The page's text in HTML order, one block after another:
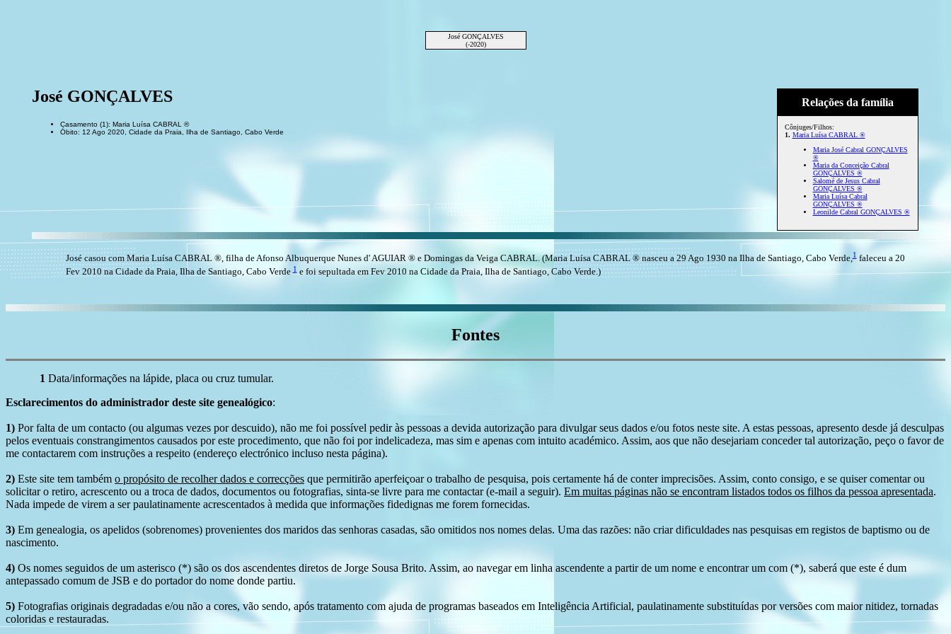
José GONÇALVES
(-2020)
Relações da família
Cônjuges/Filhos:
1. Maria Luísa CABRAL ®
Maria José Cabral GONÇALVES
®
Maria da Conceição Cabral
GONÇALVES ®
Salomé de Jesus Cabral
GONÇALVES ®
Maria Luísa Cabral
GONÇALVES ®
Leonilde Cabral GONÇALVES ®
José GONÇALVES
Casamento (1): Maria Luísa CABRAL ®
Óbito: 12 Ago 2020, Cidade da Praia, Ilha de Santiago, Cabo Verde
José casou com Maria Luísa CABRAL ®, filha de Afonso Albuquerque Nunes d' AGUIAR ® e Domingas da Veiga CABRAL. (Maria Luísa CABRAL ® nasceu a 29 Ago 1930 na Ilha de Santiago, Cabo Verde,1faleceu a 20
Fev 2010 na Cidade da Praia, Ilha de Santiago, Cabo Verde1e foi sepultada em Fev 2010 na Cidade da Praia, Ilha de Santiago, Cabo Verde.)
Fontes
1 Data/informações na lápide, placa ou cruz tumular.
Esclarecimentos do administrador deste site genealógico:
1) Por falta de um contacto (ou algumas vezes por descuido), não me foi possível pedir às pessoas a devida autorização para divulgar seus dados e/ou fotos neste site. A estas pessoas, apresento desde já desculpas
pelos eventuais constrangimentos causados por este procedimento, que não foi por indelicadeza, mas sim e apenas com intuito académico. Assim, aos que não desejariam conceder tal autorização, peço o favor de
me contactarem com instruções a respeito (endereço electrónico incluso nesta página).
2) Este site tem também o propósito de recolher dados e correcções que permitirão aperfeiçoar o trabalho de pesquisa, pois certamente há de conter imprecisões. Assim, conto consigo, e se quiser comentar ou
solicitar o retiro, acrescento ou a troca de dados, documentos ou fotografias, sinta-se livre para me contactar (e-mail a seguir). Em muitas páginas não se encontram listados todos os filhos da pessoa apresentada.
Nada impede de virem a ser paulatinamente acrescentados à medida que informações fidedignas me forem fornecidas.
3) Em genealogia, os apelidos (sobrenomes) provenientes dos maridos das senhoras casadas, são omitidos nos nomes delas. Uma das razões: não criar dificuldades nas pesquisas em registos de baptismo ou de
nascimento.
4) Os nomes seguidos de um asterisco (*) são os dos ascendentes diretos de Jorge Sousa Brito. Assim, ao navegar em linha ascendente a partir de um nome e encontrar um com (*), saberá que este é dum
antepassado comum de JSB e do portador do nome donde partiu.
5) Fotografias originais degradadas e/ou não a cores, vão sendo, após tratamento com ajuda de programas baseados em Inteligência Artificial, paulatinamente substituídas por versões com maior nitidez, tornadas
coloridas e restauradas.